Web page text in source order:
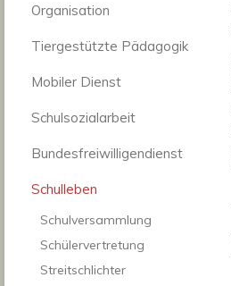
Organisation
Tiergestützte Pädagogik
Mobiler Dienst
Schulsozialarbeit
Bundesfreiwilligendienst
Schulleben
Schulversammlung
Schülervertretung
Streitschlichter